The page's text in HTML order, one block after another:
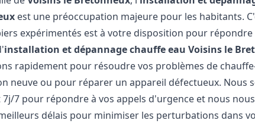
est une préoccupation majeure pour les habitants.
expérimentés est à votre disposition pour répondre
installation et dépannage chauffe eau Voisins le
rapidement pour résoudre vos problèmes de
neuve ou pour réparer un appareil défectueux. Nous
7j/7 pour répondre à vos appels d'urgence et nous
délais pour minimiser les perturbations dans